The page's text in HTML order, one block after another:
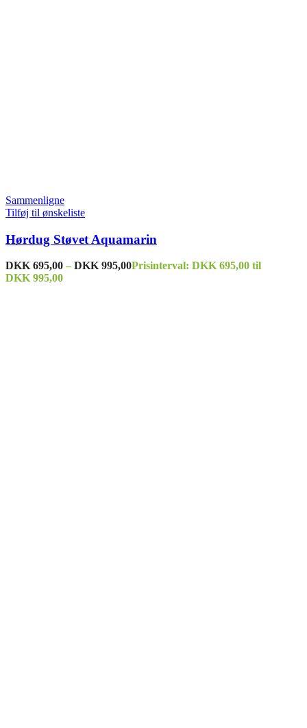
Sammenligne
Tilføj til ønskeliste
Hørdug Støvet Aquamarin
DKK 695,00 – DKK 995,00Prisinterval: DKK 695,00 til
DKK 995,00